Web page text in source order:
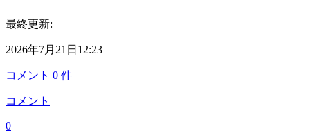
最終更新:
2026年7月21日12:23
コメント 0 件
コメント
0